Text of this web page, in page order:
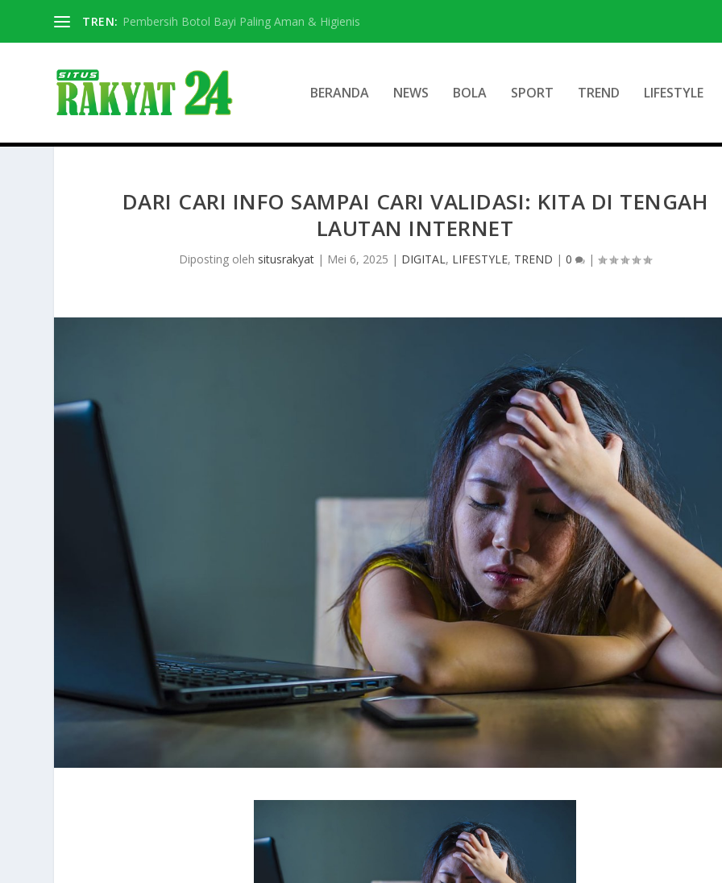
TREN: Pembersih Botol Bayi Paling Aman & Higienis
BERANDA NEWS BOLA SPORT TREND LIFESTYLE
DARI CARI INFO SAMPAI CARI VALIDASI: KITA DI TENGAH
LAUTAN INTERNET
Diposting oleh situsrakyat| Mei 6, 2025 | DIGITAL, LIFESTYLE, TREND | 0 |